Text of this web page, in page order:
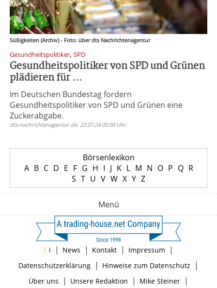
Süßigkeiten (Archiv) - Foto: über dts Nachrichtenagentur
Gesundheitspolitiker, SPD
Gesundheitspolitiker von SPD und Grünen
plädieren für ...
Im Deutschen Bundestag fordern
Gesundheitspolitiker von SPD und Grünen eine
Zuckerabgabe.
dts-nachrichtenagentur.de, 23.07.24 05:00 Uhr
Börsenlexikon
A B C D E F G H I J K L M N O P Q R
S T U V W X Y Z
Menü
| i | News | Kontakt | Impressum |
Datenschutzerklärung| Hinweise zum Datenschutz |
Über uns | Unsere Redaktion | Mike Steiner|